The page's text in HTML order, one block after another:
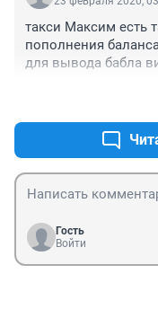
такси Максим есть
пополнения
для вывода бабла
Гость
Войти